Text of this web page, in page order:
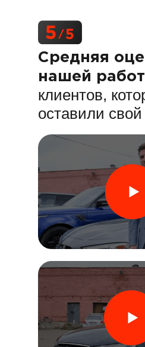
Средняя
нашей
клиентов,
оставили